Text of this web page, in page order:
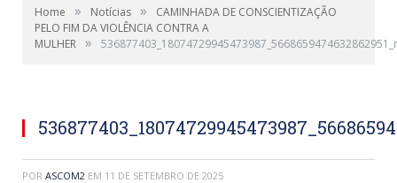
Home » Notícias »
CAMINHADA DE CONSCIENTIZAÇÃO
PELO FIM DA VIOLÊNCIA CONTRA A
MULHER »
POR ASCOM2 EM 11 DE SETEMBRO DE 2025